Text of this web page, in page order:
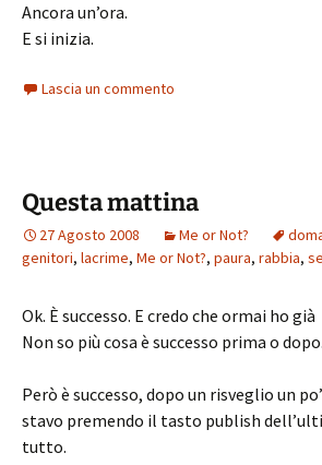
Ancora un’ora.
E si inizia.
Lascia un commento
Questa mattina
27 Agosto 2008 Me or Not?
genitori, lacrime, Me or Not?, paura, rabbia,
Ok. È successo. E credo che ormai ho
Non so più cosa è successo prima o dopo.
Però è successo, dopo un risveglio un
stavo premendo il tasto publish
tutto.